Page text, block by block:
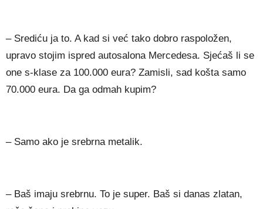
– Srediću ja to. A kad si već tako dobro raspoložen,
upravo stojim ispred autosalona Mercedesa. Sjećaš li se
one s-klase za 100.000 eura? Zamisli, sad košta samo
70.000 eura. Da ga odmah kupim?
– Samo ako je srebrna metalik.
– Baš imaju srebrnu. To je super. Baš si danas zlatan,